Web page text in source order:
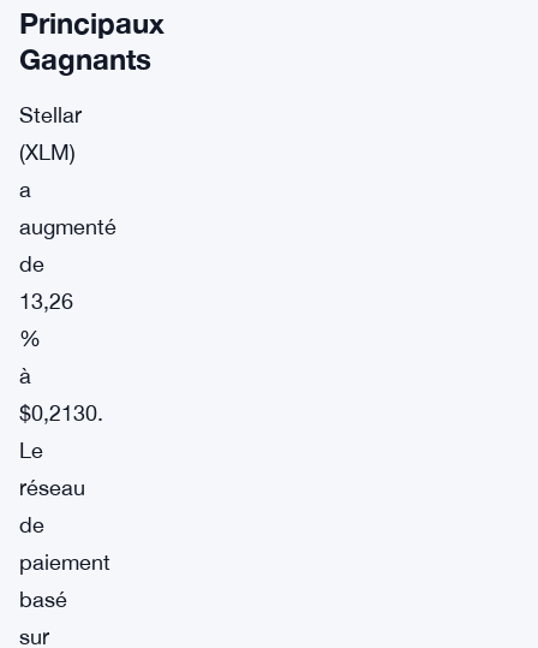
Principaux
Gagnants
Stellar
(XLM)
a
augmenté
de
13,26
%
à
$0,2130.
Le
réseau
de
paiement
basé
sur